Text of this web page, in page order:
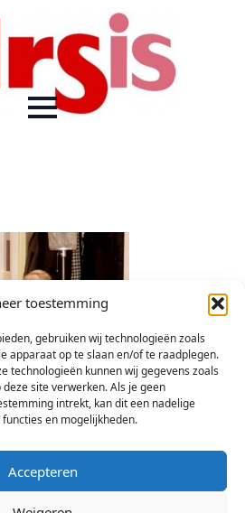
toestemming
gebruiken wij technologieën zoals
apparaat op te slaan en/of te raadplegen.
technologieën kunnen wij gegevens zoals
site verwerken. Als je geen
intrekt, kan dit een nadelige
en mogelijkheden.
Accepteren